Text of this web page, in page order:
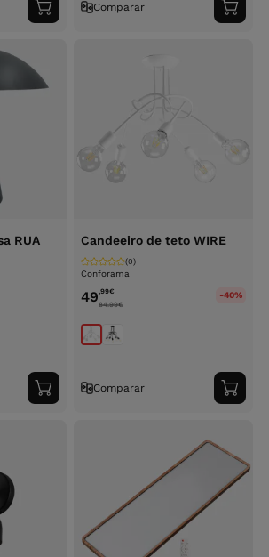
Adicionar
ao
Comparar
ao
RUA
Adicionar
ao
Candeeiro de teto WIRE
Conforama
(0)
49,99€
84.99€
-40%
Comparar
ao